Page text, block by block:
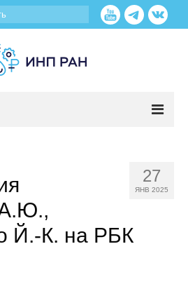
27
ЯНВ 2025
А.Ю.,
Й.-К. на РБК